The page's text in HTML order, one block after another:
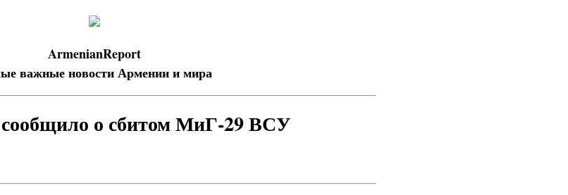
ArmenianReport
важные новости Армении и мира
о сбитом МиГ-29 ВСУ